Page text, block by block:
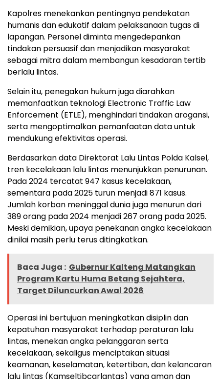
Kapolres menekankan pentingnya pendekatan
humanis dan edukatif dalam pelaksanaan tugas di
lapangan. Personel diminta mengedepankan
tindakan persuasif dan menjadikan masyarakat
sebagai mitra dalam membangun kesadaran tertib
berlalu lintas.
Selain itu, penegakan hukum juga diarahkan
memanfaatkan teknologi Electronic Traffic Law
Enforcement (ETLE), menghindari tindakan arogansi,
serta mengoptimalkan pemanfaatan data untuk
mendukung efektivitas operasi.
Berdasarkan data Direktorat Lalu Lintas Polda Kalsel,
tren kecelakaan lalu lintas menunjukkan penurunan.
Pada 2024 tercatat 947 kasus kecelakaan,
sementara pada 2025 turun menjadi 871 kasus.
Jumlah korban meninggal dunia juga menurun dari
389 orang pada 2024 menjadi 267 orang pada 2025.
Meski demikian, upaya penekanan angka kecelakaan
dinilai masih perlu terus ditingkatkan.
Baca Juga : Gubernur Kalteng Matangkan
Program Kartu Huma Betang Sejahtera,
Target Diluncurkan Awal 2026
Operasi ini bertujuan meningkatkan disiplin dan
kepatuhan masyarakat terhadap peraturan lalu
lintas, menekan angka pelanggaran serta
kecelakaan, sekaligus menciptakan situasi
keamanan, keselamatan, ketertiban, dan kelancaran
lalu lintas (Kamseltibcarlantas) yang aman dan